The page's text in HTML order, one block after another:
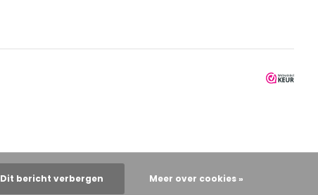
Dit bericht verbergen Meer over cookies »